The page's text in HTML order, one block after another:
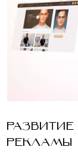
РЕКЛАМЫ